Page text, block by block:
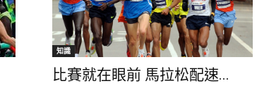
知識
比賽就在眼前 馬拉松配速...